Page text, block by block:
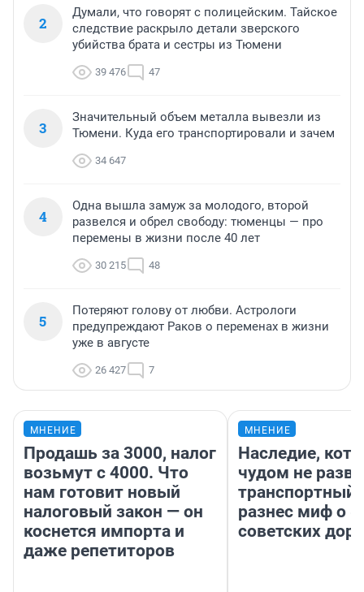
2
Думали, что говорят с полицейским. Тайское
следствие раскрыло детали зверского
убийства брата и сестры из Тюмени
39 476 47
3
Значительный объем металла вывезли из
Тюмени. Куда его транспортировали и зачем
34 647
4
Одна вышла замуж за молодого, второй
развелся и обрел свободу: тюменцы — про
перемены в жизни после 40 лет
30 215 48
5
Потеряют голову от любви. Астрологи
предупреждают Раков о переменах в жизни
уже в августе
26 427 7
МНЕНИЕ
Продашь за 3000, налог
возьмут с 4000. Что
нам готовит новый
налоговый закон — он
коснется импорта и
даже репетиторов
МНЕНИЕ
Наследие,
чудом не
транспортный
разнес миф о
советских